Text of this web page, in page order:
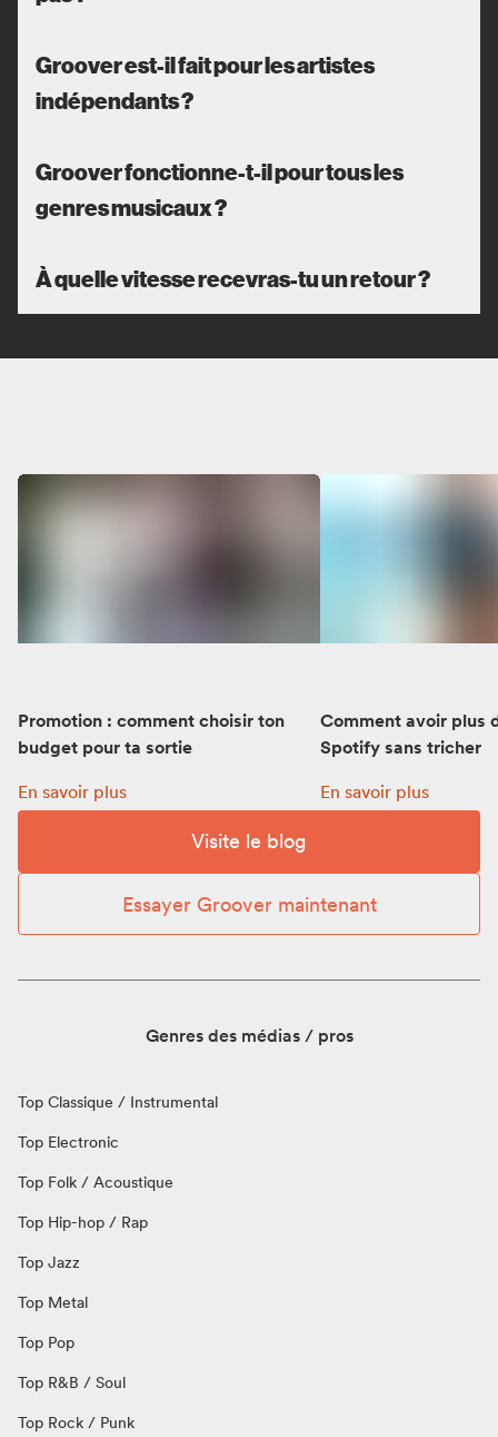
Groover est-il fait pour les artistes
indépendants ?
Groover fonctionne-t-il pour tous les
genres musicaux ?
À quelle vitesse recevras-tu un retour ?
Promotion : comment choisir ton
budget pour ta sortie
Promotion : comment choisir ton budget pour ta sortie:
En savoir plus
Comment avoir plus
Spotify sans tricher
Comment avoir plus
En savoir plus
Visite le blog
Essayer Groover maintenant
Genres des médias / pros
Top Classique / Instrumental
Top Electronic
Top Folk / Acoustique
Top Hip-hop / Rap
Top Jazz
Top Metal
Top Pop
Top R&B / Soul
Top Rock / Punk